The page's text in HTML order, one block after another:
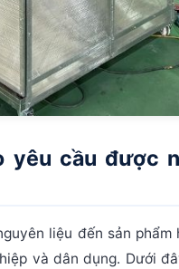
yêu cầu được
liệu đến sản phẩm
và dân dụng. Dưới